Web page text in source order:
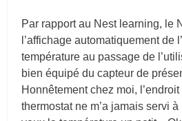
Par rapport au Nest learning, le
l’affichage automatiquement de
température au passage de
bien équipé du capteur de
Honnêtement chez moi,
thermostat ne m’a jamais servi